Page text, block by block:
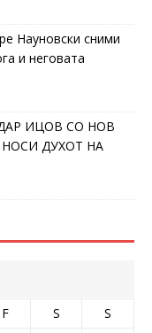
Науновски сними
и неговата
ИЦОВ СО НОВ
НОСИ ДУХОТ НА
F S
S